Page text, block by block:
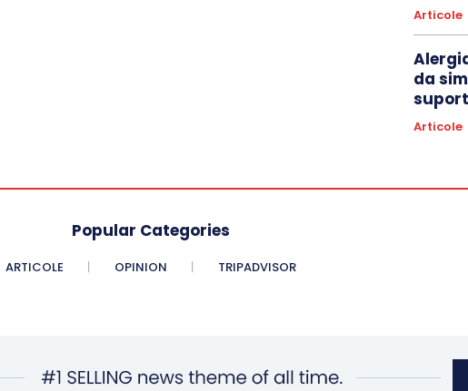
Articole
da
Articole
Popular Categories
ARTICOLE OPINION TRIPADVISOR